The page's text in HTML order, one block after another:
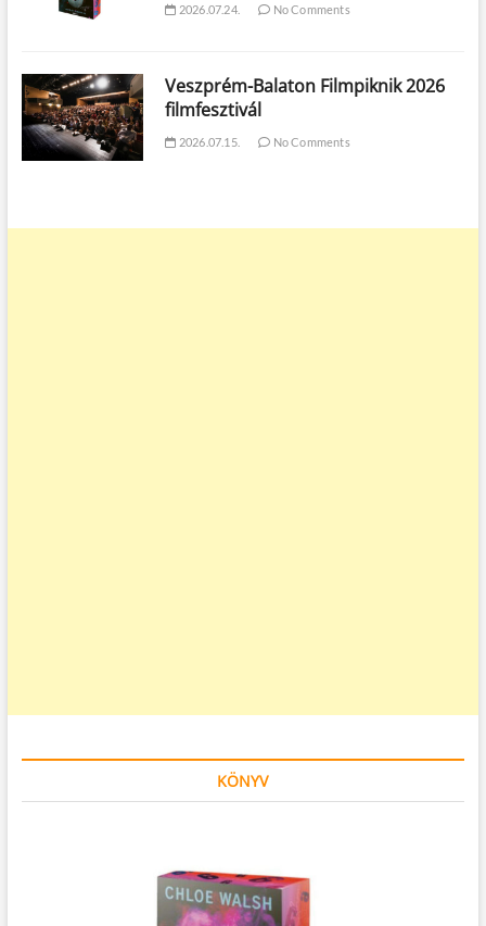
2026.07.24. No Comments
Veszprém-Balaton Filmpiknik 2026
filmfesztivál
2026.07.15. No Comments
KÖNYV